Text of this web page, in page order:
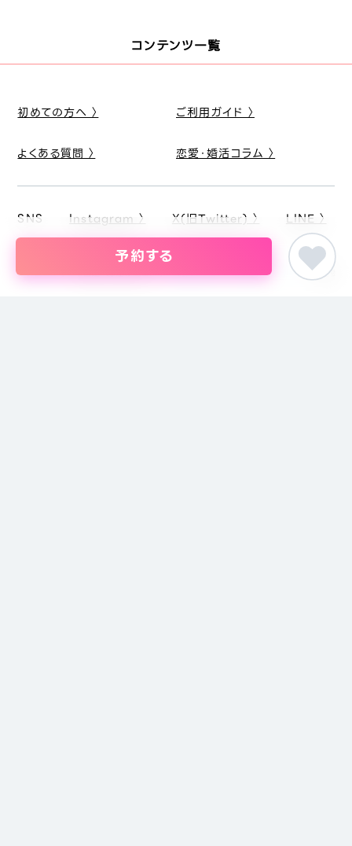
予約する
コンテンツ一覧
初めての方へ 〉 ご利用ガイド 〉
よくある質問 〉 恋愛・婚活コラム 〉
SNS Instagram 〉 X(旧Twitter) 〉 LINE 〉
ピア街コン 甲信越・北陸の街コン 長野県の街コン・結婚パーティー 土曜夜は